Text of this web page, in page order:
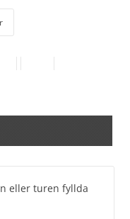
eller turen fyllda